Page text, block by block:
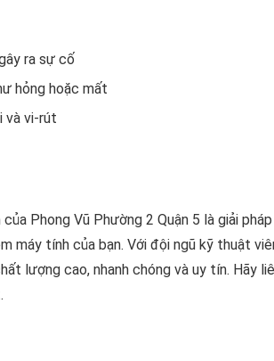
ra sự cố
hỏng hoặc mất
và vi-rút
Phong Vũ Phường 2 Quận 5 là giải
máy tính của bạn. Với đội ngũ kỹ thuật
lượng cao, nhanh chóng và uy tín. Hãy